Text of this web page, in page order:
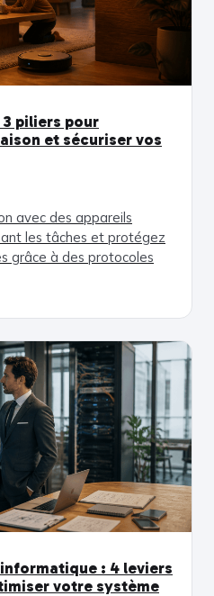
piliers pour
et sécuriser vos
avec des appareils
les tâches et protégez
grâce à des protocoles
: 4 leviers
votre système